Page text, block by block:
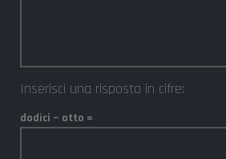
Inserisci una risposta in cifre:
dodici − otto =